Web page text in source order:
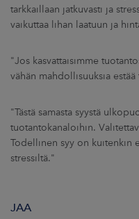
tarkkaillaan jatkuvasti ja
vaikuttaa lihan laatuun ja
"Jos kasvattaisimme
vähän mahdollisuuksia
"Tästä samasta syystä
tuotantokanaloihin.
Todellinen syy on kuitenkin
stressiltä."
JAA